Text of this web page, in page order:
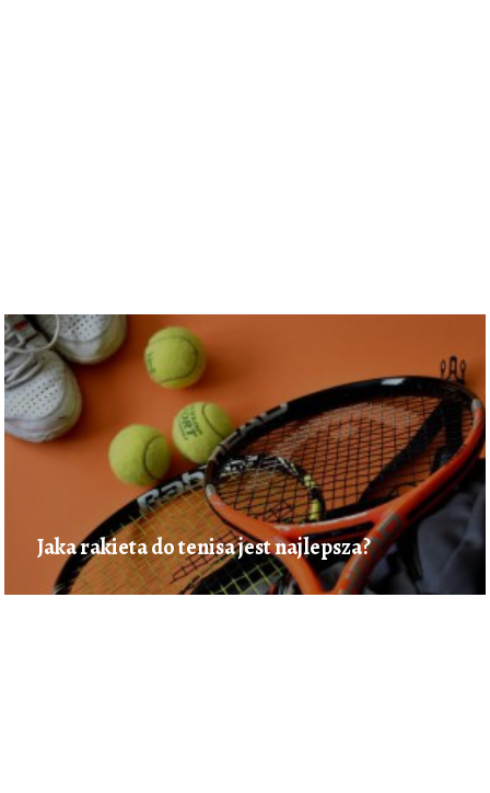
Jaka rakieta do tenisa jest najlepsza?